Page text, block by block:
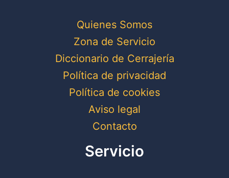
Quienes Somos
Zona de Servicio
Diccionario de Cerrajería
Política de privacidad
Política de cookies
Aviso legal
Contacto
Servicio